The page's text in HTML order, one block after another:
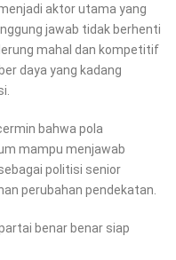
aktor utama yang
jawab tidak berhenti
mahal dan kompetitif
daya yang kadang
bahwa pola
mampu menjawab
politisi senior
perubahan pendekatan.
benar benar siap